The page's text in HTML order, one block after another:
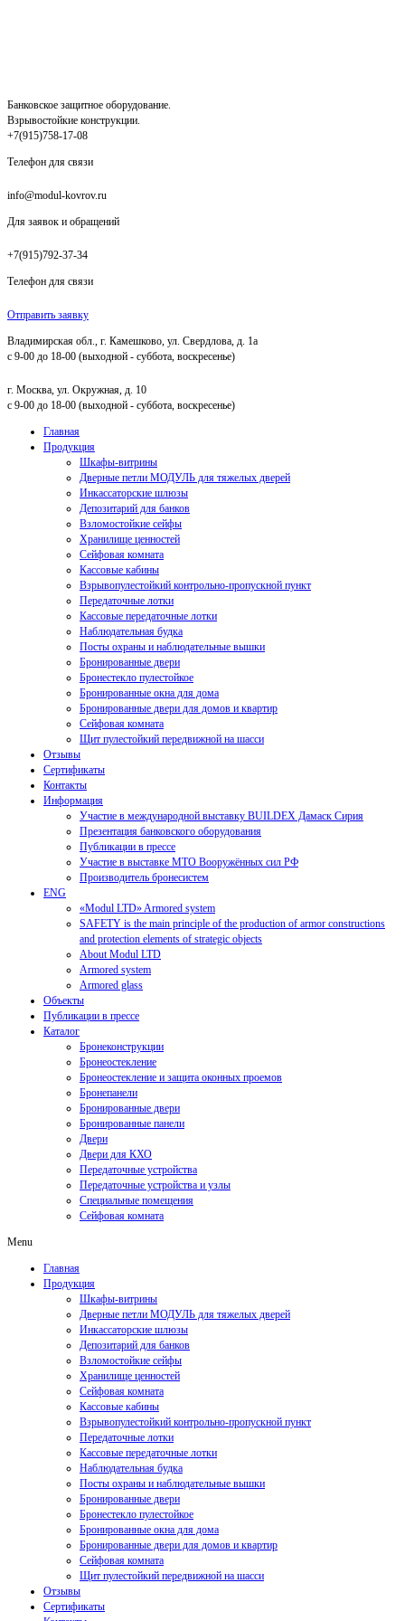
Банковское защитное оборудование.
Взрывостойкие конструкции.
+7(915)758-17-08
Телефон для связи
info@modul-kovrov.ru
Для заявок и обращений
+7(915)792-37-34
Телефон для связи
Отправить заявку
Владимирская обл., г. Камешково, ул. Свердлова, д. 1а
с 9-00 до 18-00 (выходной - суббота, воскресенье)
г. Москва, ул. Окружная, д. 10
с 9-00 до 18-00 (выходной - суббота, воскресенье)
Главная
Продукция
Шкафы-витрины
Дверные петли МОДУЛЬ для тяжелых дверей
Инкассаторские шлюзы
Депозитарий для банков
Взломостойкие сейфы
Хранилище ценностей
Сейфовая комната
Кассовые кабины
Взрывопулестойкий контрольно-пропускной пункт
Передаточные лотки
Кассовые передаточные лотки
Наблюдательная будка
Посты охраны и наблюдательные вышки
Бронированные двери
Бронестекло пулестойкое
Бронированные окна для дома
Бронированные двери для домов и квартир
Сейфовая комната
Щит пулестойкий передвижной на шасси
Отзывы
Сертификаты
Контакты
Информация
Участие в международной выставку BUILDEX Дамаск Сирия
Презентация банковского оборудования
Публикации в прессе
Участие в выставке МТО Вооружённых сил РФ
Производитель бронесистем
ENG
«Modul LTD» Armored system
SAFETY is the main principle of the production of armor constructions
and protection elements of strategic objects
About Modul LTD
Armored system
Armored glass
Объекты
Публикации в прессе
Каталог
Бронеконструкции
Бронеостекление
Бронеостекление и защита оконных проемов
Бронепанели
Бронированные двери
Бронированные панели
Двери
Двери для КХО
Передаточные устройства
Передаточные устройства и узлы
Специальные помещения
Сейфовая комната
Menu
Главная
Продукция
Шкафы-витрины
Дверные петли МОДУЛЬ для тяжелых дверей
Инкассаторские шлюзы
Депозитарий для банков
Взломостойкие сейфы
Хранилище ценностей
Сейфовая комната
Кассовые кабины
Взрывопулестойкий контрольно-пропускной пункт
Передаточные лотки
Кассовые передаточные лотки
Наблюдательная будка
Посты охраны и наблюдательные вышки
Бронированные двери
Бронестекло пулестойкое
Бронированные окна для дома
Бронированные двери для домов и квартир
Сейфовая комната
Щит пулестойкий передвижной на шасси
Отзывы
Сертификаты